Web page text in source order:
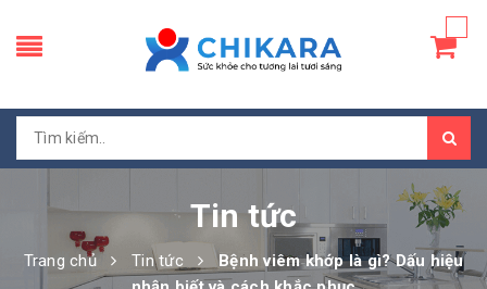
Tin tức
Trang chủ Tin tức
Bệnh viêm khớp là gì? Dấu hiệu